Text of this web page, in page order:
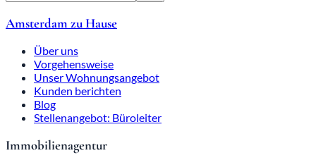
Amsterdam zu Hause
Über uns
Vorgehensweise
Unser Wohnungsangebot
Kunden berichten
Blog
Stellenangebot: Büroleiter
Immobilienagentur